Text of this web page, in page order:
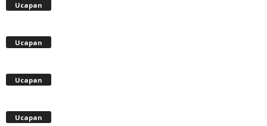
Ucapan
Ucapan
Ucapan
Ucapan